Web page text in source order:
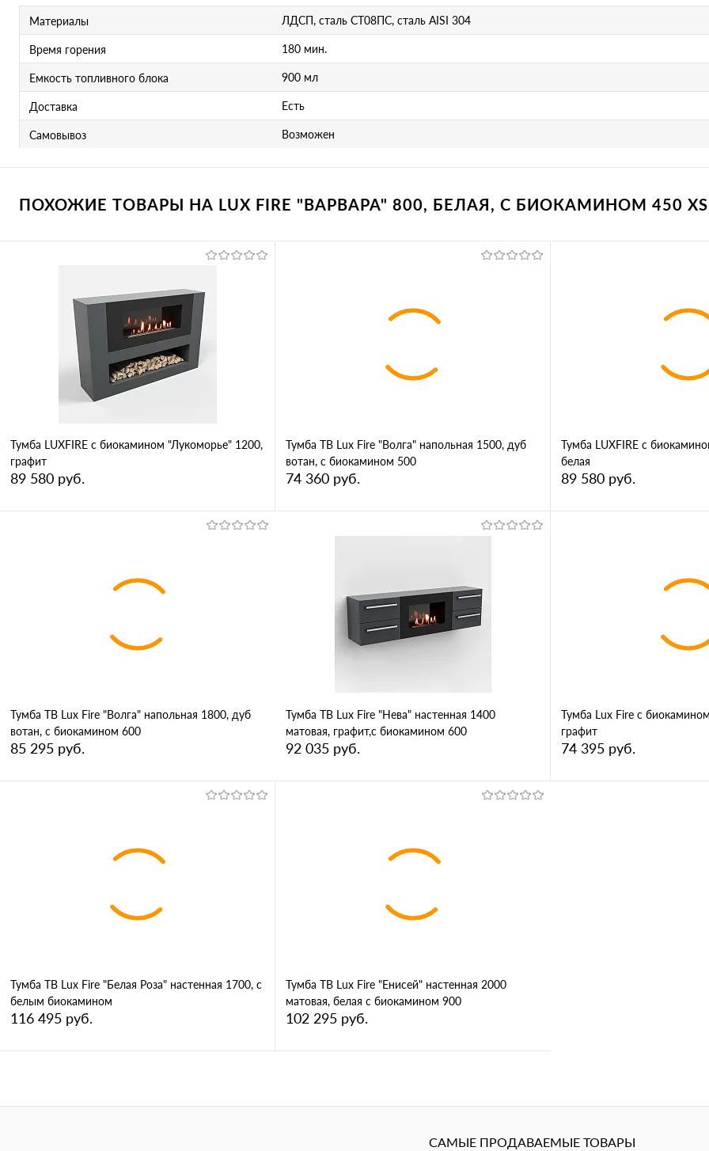
Материалы ЛДСП, сталь СТ08ПС, сталь AISI 304
Время горения 180 мин.
Емкость топливного блока 900 мл
Доставка Есть
Самовывоз Возможен
ПОХОЖИЕ ТОВАРЫ НА LUX FIRE "ВАРВАРА" 800, БЕЛАЯ, С БИОКАМИНОМ 450 XS
Тумба LUXFIRE с биокамином "Лукоморье" 1200,
графит
89 580 руб.
Тумба ТВ Lux Fire "Волга" напольная 1500, дуб
вотан, с биокамином 500
74 360 руб.
Сравнение
В избранное
Тумба LUXFIRE с
белая
89 580 руб.
Тумба ТВ Lux Fire "Волга" напольная 1800, дуб
вотан, с биокамином 600
85 295 руб.
Тумба ТВ Lux Fire "Нева" настенная 1400
матовая, графит,с биокамином 600
92 035 руб.
Тумба Lux Fire с
графит
74 395 руб.
Тумба ТВ Lux Fire "Белая Роза" настенная 1700, с
белым биокамином
116 495 руб.
Тумба ТВ Lux Fire "Енисей" настенная 2000
матовая, белая с биокамином 900
102 295 руб.
САМЫЕ ПРОДАВАЕМЫЕ ТОВАРЫ